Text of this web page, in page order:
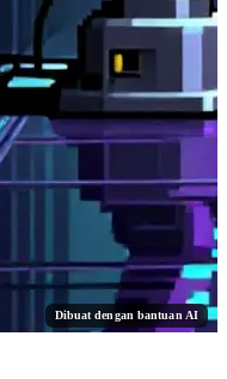
Dibuat dengan bantuan AI